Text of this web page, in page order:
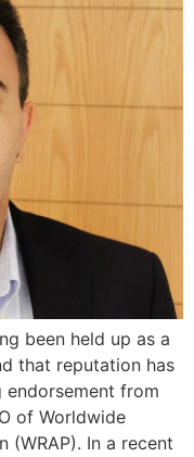
been held up as a
that reputation has
from
of Worldwide
(WRAP). In a recent